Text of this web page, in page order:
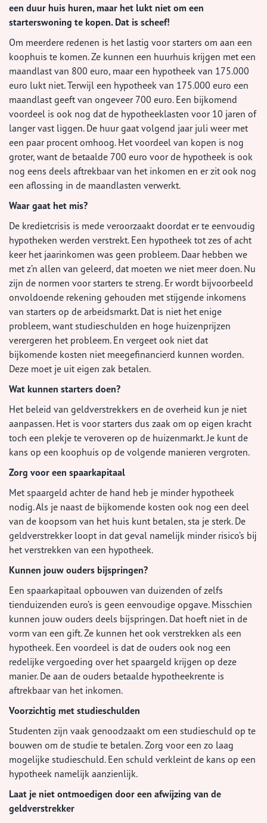
een duur huis huren, maar het lukt niet om een
starterswoning te kopen. Dat is scheef!
Om meerdere redenen is het lastig voor starters om aan een
koophuis te komen. Ze kunnen een huurhuis krijgen met een
maandlast van 800 euro, maar een hypotheek van 175.000
euro lukt niet. Terwijl een hypotheek van 175.000 euro een
maandlast geeft van ongeveer 700 euro. Een bijkomend
voordeel is ook nog dat de hypotheeklasten voor 10 jaren of
langer vast liggen. De huur gaat volgend jaar juli weer met
een paar procent omhoog. Het voordeel van kopen is nog
groter, want de betaalde 700 euro voor de hypotheek is ook
nog eens deels aftrekbaar van het inkomen en er zit ook nog
een aflossing in de maandlasten verwerkt.
Waar gaat het mis?
De kredietcrisis is mede veroorzaakt doordat er te eenvoudig
hypotheken werden verstrekt. Een hypotheek tot zes of acht
keer het jaarinkomen was geen probleem. Daar hebben we
met z’n allen van geleerd, dat moeten we niet meer doen. Nu
zijn de normen voor starters te streng. Er wordt bijvoorbeeld
onvoldoende rekening gehouden met stijgende inkomens
van starters op de arbeidsmarkt. Dat is niet het enige
probleem, want studieschulden en hoge huizenprijzen
verergeren het probleem. En vergeet ook niet dat
bijkomende kosten niet meegefinancierd kunnen worden.
Deze moet je uit eigen zak betalen.
Wat kunnen starters doen?
Het beleid van geldverstrekkers en de overheid kun je niet
aanpassen. Het is voor starters dus zaak om op eigen kracht
toch een plekje te veroveren op de huizenmarkt. Je kunt de
kans op een koophuis op de volgende manieren vergroten.
Zorg voor een spaarkapitaal
Met spaargeld achter de hand heb je minder hypotheek
nodig. Als je naast de bijkomende kosten ook nog een deel
van de koopsom van het huis kunt betalen, sta je sterk. De
geldverstrekker loopt in dat geval namelijk minder risico’s bij
het verstrekken van een hypotheek.
Kunnen jouw ouders bijspringen?
Een spaarkapitaal opbouwen van duizenden of zelfs
tienduizenden euro’s is geen eenvoudige opgave. Misschien
kunnen jouw ouders deels bijspringen. Dat hoeft niet in de
vorm van een gift. Ze kunnen het ook verstrekken als een
hypotheek. Een voordeel is dat de ouders ook nog een
redelijke vergoeding over het spaargeld krijgen op deze
manier. De aan de ouders betaalde hypotheekrente is
aftrekbaar van het inkomen.
Voorzichtig met studieschulden
Studenten zijn vaak genoodzaakt om een studieschuld op te
bouwen om de studie te betalen. Zorg voor een zo laag
mogelijke studieschuld. Een schuld verkleint de kans op een
hypotheek namelijk aanzienlijk.
Laat je niet ontmoedigen door een afwijzing van de
geldverstrekker